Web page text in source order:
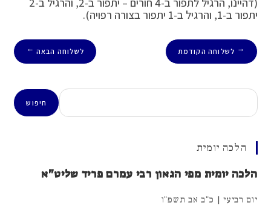
יתפור ב-1, והרגיל ב-1 יתפור בצורה רפויה).
← לשלוחה הקודמת לשלוחה הבאה →
חיפוש
חיפוש
הלכה יומית
הלכה יומית מפי הגאון רבי עמרם פריד שליט"א
יום רביעי | כ"ב אב תשפ"ו